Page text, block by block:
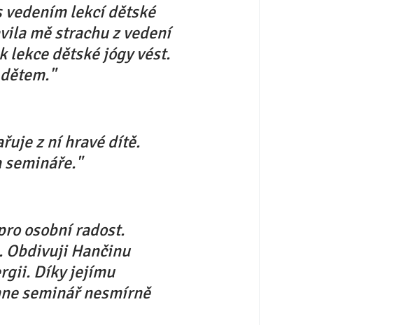
vedením lekcí dětské
mě strachu z vedení
lekce dětské jógy vést.
z ní hravé dítě.
semináře."
osobní radost.
Obdivuji Hančinu
Díky jejímu
seminář nesmírně